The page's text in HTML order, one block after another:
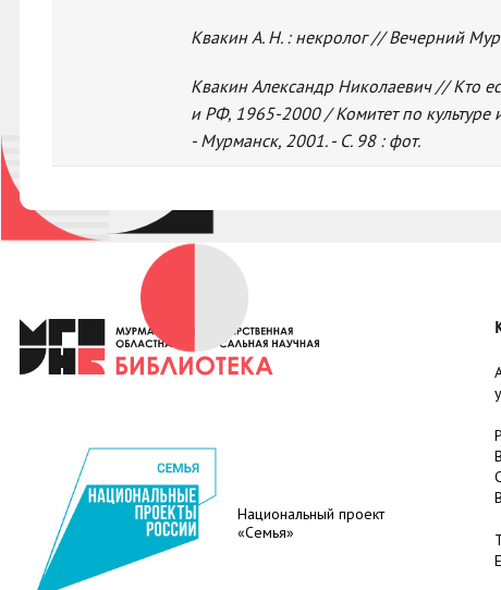
Квакин А. Н. : некролог // Вечерний
Квакин Александр Николаевич // Кто
и РФ, 1965-2000 / Комитет по культуре
- Мурманск, 2001. - С. 98 : фот.
Национальный проект
«Семья»